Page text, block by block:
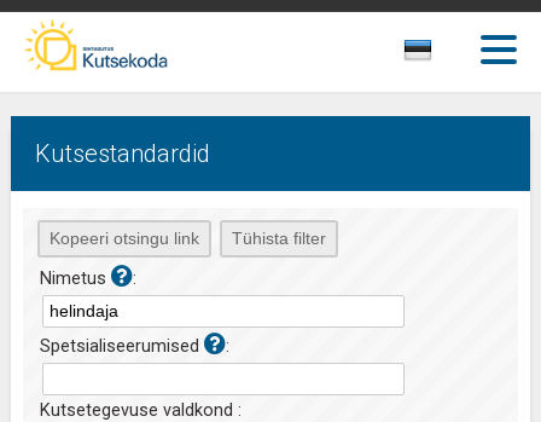
Kutsestandardid
Nimetus :
Spetsialiseerumised :
Kutsetegevuse valdkond :